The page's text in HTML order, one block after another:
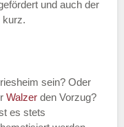
und auch der
kurz.
sein? Oder
Walzer den Vorzug?
es stets